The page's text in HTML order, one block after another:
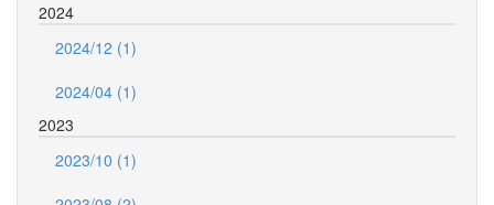
2024
2024/12 (1)
2024/04 (1)
2023
2023/10 (1)